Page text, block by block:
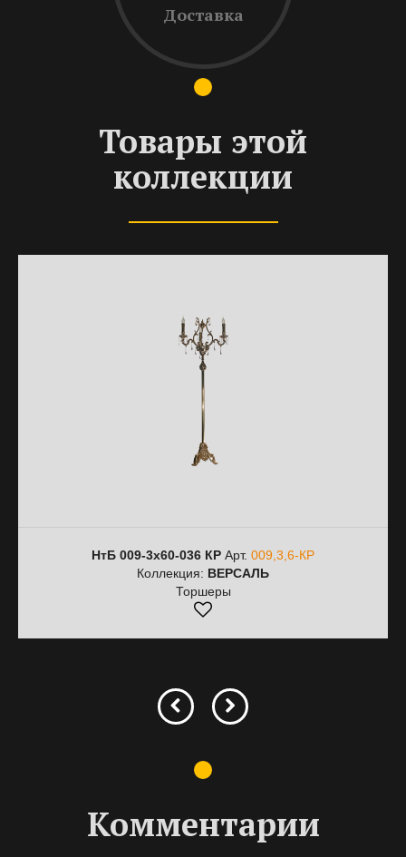
Доставка
Товары этой
коллекции
НтБ 009-3х60-036 КР Арт. 009,3,6-КР
Коллекция: ВЕРСАЛЬ
Торшеры
Комментарии